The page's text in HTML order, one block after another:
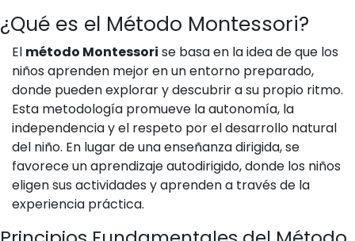
¿Qué es el Método Montessori?
El método Montessori se basa en la idea de que los
niños aprenden mejor en un entorno preparado,
donde pueden explorar y descubrir a su propio ritmo.
Esta metodología promueve la autonomía, la
independencia y el respeto por el desarrollo natural
del niño. En lugar de una enseñanza dirigida, se
favorece un aprendizaje autodirigido, donde los niños
eligen sus actividades y aprenden a través de la
experiencia práctica.